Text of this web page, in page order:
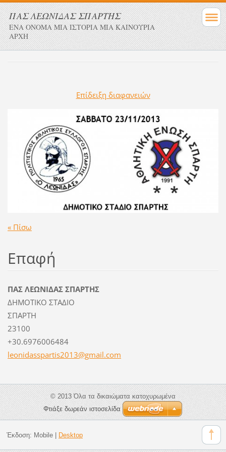
ΠΑΣ ΛΕΩΝΙΔΑΣ ΣΠΑΡΤΗΣ
ΕΝΑ ΟΝΟΜΑ ΜΙΑ ΙΣΤΟΡΙΑ ΜΙΑ ΚΑΙΝΟΥΡΙΑ
ΑΡΧΗ
Επίδειξη διαφανειών
« Πίσω
Επαφή
ΠΑΣ ΛΕΩΝΙΔΑΣ ΣΠΑΡΤΗΣ
ΔΗΜΟΤΙΚΟ ΣΤΑΔΙΟ
ΣΠΑΡΤΗ
23100
+30.6976006484
leonidasspartis2013@gmail.com
© 2013 Όλα τα δικαιώματα κατοχυρωμένα
Φτιάξε δωρεάν ιστοσελίδα
Έκδοση: Mobile| Desktop